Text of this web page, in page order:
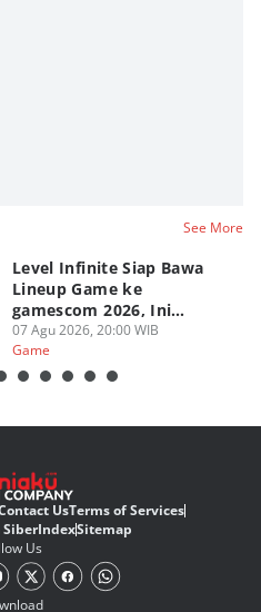
See More
Level Infinite Siap Bawa
Lineup Game ke
gamescom 2026, Ini
Judulnya!
07 Agu 2026, 20:00 WIB
Game
UsTerms of Services
SiberIndexSitemap
Us